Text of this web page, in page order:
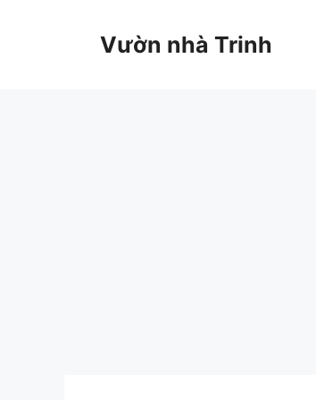
Vườn nhà Trinh